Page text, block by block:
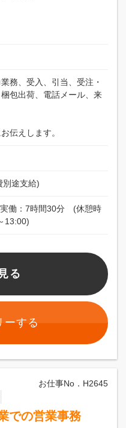
務、受入、引当、受注・
包出荷、電話メール、来
伝えします。
別途支給)
働：7時間30分 (休憩時
13:00)
る
ーする
お仕事No．H2645
での営業事務